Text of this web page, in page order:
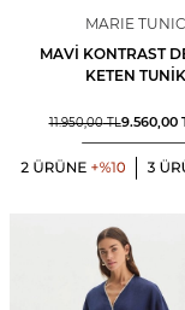
MARIE TUNIC
MAVI KONTRAST
KETEN TUNIK
11.950,00TL9.560,00